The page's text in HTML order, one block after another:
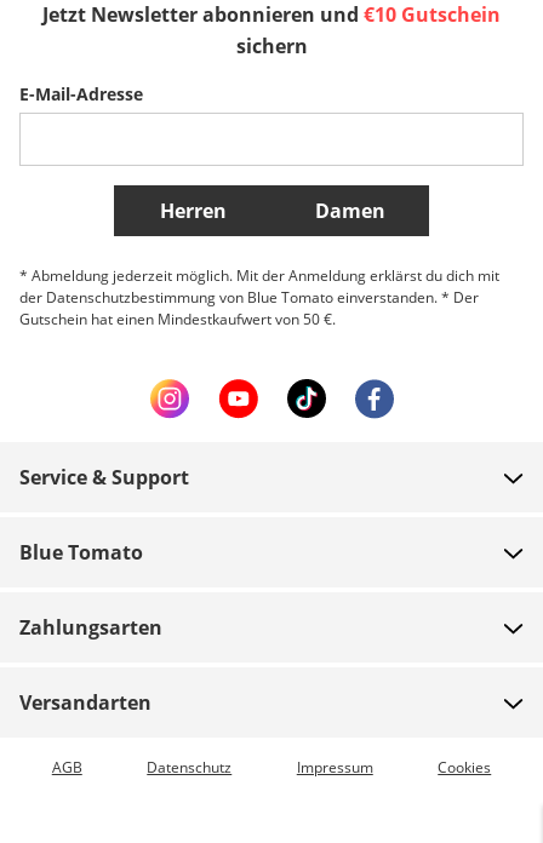
Slovenija
Belgique (Français) Danmark Norge
Weitere Länder
Jetzt Newsletter abonnieren und €10 Gutschein
sichern
E-Mail-Adresse
Herren Damen
* Abmeldung jederzeit möglich. Mit der Anmeldung erklärst du dich mit
der Datenschutzbestimmung von Blue Tomato einverstanden. * Der
Gutschein hat einen Mindestkaufwert von 50 €.
Service & Support
Versand
Gutscheine
Blue Tomato
Blue World
Zahlungsarten
Versandarten
Expressversand möglich
AGB Datenschutz Impressum Cookies